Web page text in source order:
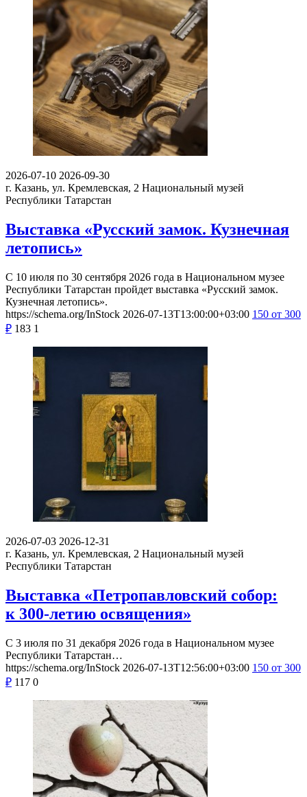
2026-07-10 2026-09-30
г. Казань, ул. Кремлевская, 2 Национальный музей
Республики Татарстан
Выставка «Русский замок. Кузнечная
летопись»
С 10 июля по 30 сентября 2026 года в Национальном музее
Республики Татарстан пройдет выставка «Русский замок.
Кузнечная летопись».
https://schema.org/InStock 2026-07-13T13:00:00+03:00 150 от 300
₽ 183 1
2026-07-03 2026-12-31
г. Казань, ул. Кремлевская, 2 Национальный музей
Республики Татарстан
Выставка «Петропавловский собор:
к 300-летию освящения»
С 3 июля по 31 декабря 2026 года в Национальном музее
Республики Татарстан…
https://schema.org/InStock 2026-07-13T12:56:00+03:00 150 от 300
₽ 117 0